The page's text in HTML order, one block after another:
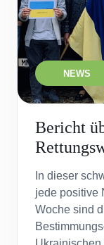
NEWS
Bericht
In dieser
jede positive
Woche sind